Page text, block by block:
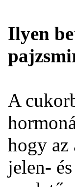
Ilyen
A
hogy az
jelen-